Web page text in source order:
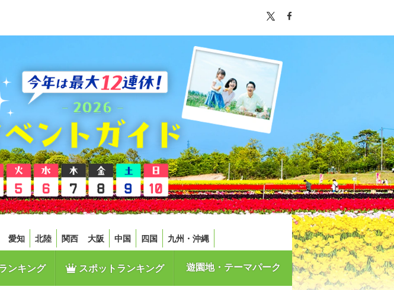
愛知 北陸 関西 大阪 中国 四国 九州・沖縄
ンキング スポットランキング 遊園地・テーマパーク